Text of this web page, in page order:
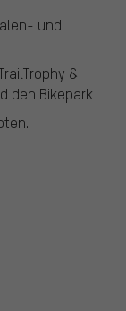
und
&
den Bikepark